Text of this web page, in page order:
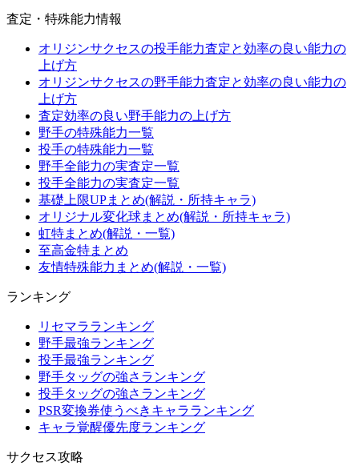
査定・特殊能力情報
オリジンサクセスの投手能力査定と効率の良い能力の
上げ方
オリジンサクセスの野手能力査定と効率の良い能力の
上げ方
査定効率の良い野手能力の上げ方
野手の特殊能力一覧
投手の特殊能力一覧
野手全能力の実査定一覧
投手全能力の実査定一覧
基礎上限UPまとめ(解説・所持キャラ)
オリジナル変化球まとめ(解説・所持キャラ)
虹特まとめ(解説・一覧)
至高金特まとめ
友情特殊能力まとめ(解説・一覧)
ランキング
リセマラランキング
野手最強ランキング
投手最強ランキング
野手タッグの強さランキング
投手タッグの強さランキング
PSR変換券使うべきキャラランキング
キャラ覚醒優先度ランキング
サクセス攻略